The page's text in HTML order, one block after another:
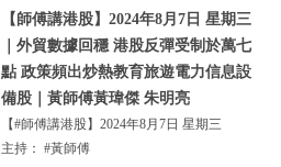
【師傅講港股】2024年8月7日 星期三
｜外貿數據回穩 港股反彈受制於萬七
點 政策頻出炒熱教育旅遊電力信息設
備股｜黃師傅黃瑋傑 朱明亮
【#師傅講港股】2024年8月7日 星期三
主持： #黃師傅